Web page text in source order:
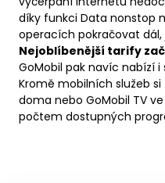
díky funkci Data nonstop
operacích pokračovat
Nejoblíbenější tarify
GoMobil pak navíc nabízí
Kromě mobilních služeb
doma nebo GoMobil TV
počtem dostupných